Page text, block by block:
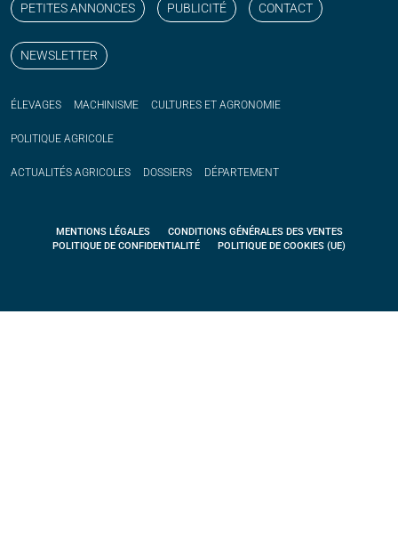
PETITES ANNONCES PUBLICITÉ CONTACT
NEWSLETTER
ÉLEVAGES MACHINISME CULTURES ET AGRONOMIE
POLITIQUE AGRICOLE
ACTUALITÉS AGRICOLES DOSSIERS DÉPARTEMENT
MENTIONS LÉGALES
CONDITIONS GÉNÉRALES DES VENTES
POLITIQUE DE CONFIDENTIALITÉ
POLITIQUE DE COOKIES (UE)